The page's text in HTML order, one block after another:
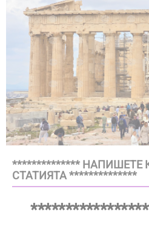
************** НАПИШЕТЕ
СТАТИЯТА **************